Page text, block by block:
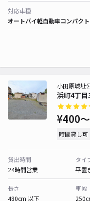
対応車種
オートバイ軽自動車コンパク
浜町4丁
小田原城址
¥400〜
時間貸し可
貸出時間
24時間営業
タイ
平置
長さ
480cm 以下
車幅